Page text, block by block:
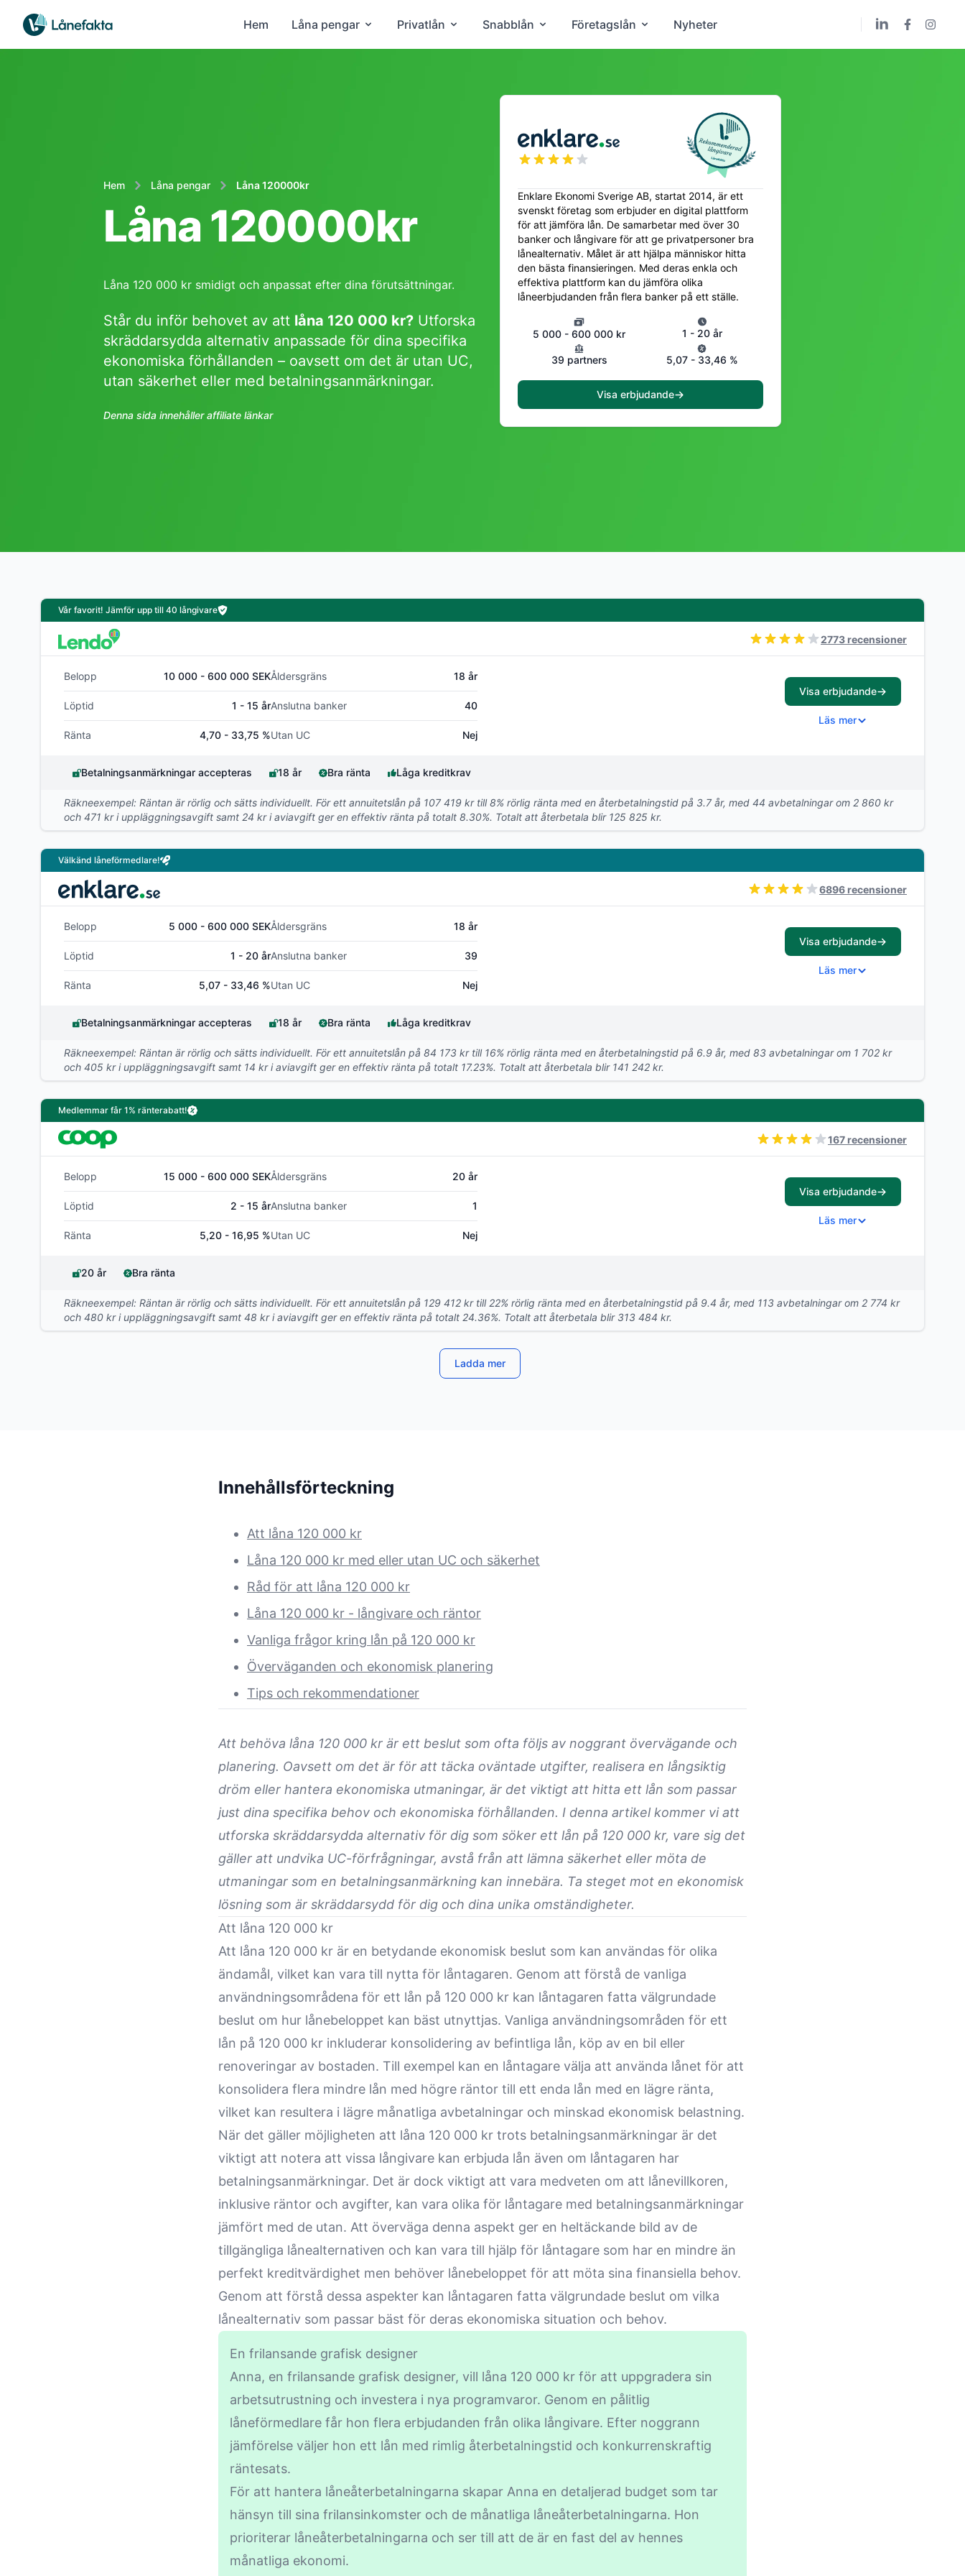
Hem Låna pengar Privatlån Snabblån Företagslån Nyheter
Hem Låna pengar Låna 120000kr
Låna 120000kr
Låna 120 000 kr smidigt och anpassat efter dina förutsättningar.
Står du inför behovet av att låna 120 000 kr? Utforska
skräddarsydda alternativ anpassade för dina specifika
ekonomiska förhållanden – oavsett om det är utan UC,
utan säkerhet eller med betalningsanmärkningar.
Denna sida innehåller affiliate länkar
Enklare Ekonomi Sverige AB, startat 2014, är ett
svenskt företag som erbjuder en digital plattform
för att jämföra lån. De samarbetar med över 30
banker och långivare för att ge privatpersoner bra
lånealternativ. Målet är att hjälpa människor hitta
den bästa finansieringen. Med deras enkla och
effektiva plattform kan du jämföra olika
låneerbjudanden från flera banker på ett ställe.
5 000 - 600 000 kr 1 - 20 år
39 partners 5,07 - 33,46 %
Visa erbjudande
Vår favorit! Jämför upp till 40 långivare
2773 recensioner
Belopp 10 000 - 600 000 SEK
Löptid 1 - 15 år
Ränta 4,70 - 33,75 %
Åldersgräns 18 år
Anslutna banker 40
Utan UC Nej
Visa erbjudande
Läs mer
Betalningsanmärkningar accepteras 18 år Bra ränta Låga kreditkrav
Räkneexempel: Räntan är rörlig och sätts individuellt. För ett annuitetslån på 107 419 kr till 8% rörlig ränta med en återbetalningstid på 3.7 år, med 44 avbetalningar om 2 860 kr
och 471 kr i uppläggningsavgift samt 24 kr i aviavgift ger en effektiv ränta på totalt 8.30%. Totalt att återbetala blir 125 825 kr.
Välkänd låneförmedlare!
6896 recensioner
Belopp 5 000 - 600 000 SEK
Löptid 1 - 20 år
Ränta 5,07 - 33,46 %
Åldersgräns 18 år
Anslutna banker 39
Utan UC Nej
Visa erbjudande
Läs mer
Betalningsanmärkningar accepteras 18 år Bra ränta Låga kreditkrav
Räkneexempel: Räntan är rörlig och sätts individuellt. För ett annuitetslån på 84 173 kr till 16% rörlig ränta med en återbetalningstid på 6.9 år, med 83 avbetalningar om 1 702 kr
och 405 kr i uppläggningsavgift samt 14 kr i aviavgift ger en effektiv ränta på totalt 17.23%. Totalt att återbetala blir 141 242 kr.
Medlemmar får 1% ränterabatt!
167 recensioner
Belopp 15 000 - 600 000 SEK
Löptid 2 - 15 år
Ränta 5,20 - 16,95 %
Åldersgräns 20 år
Anslutna banker 1
Utan UC Nej
Visa erbjudande
Läs mer
20 år Bra ränta
Räkneexempel: Räntan är rörlig och sätts individuellt. För ett annuitetslån på 129 412 kr till 22% rörlig ränta med en återbetalningstid på 9.4 år, med 113 avbetalningar om 2 774 kr
och 480 kr i uppläggningsavgift samt 48 kr i aviavgift ger en effektiv ränta på totalt 24.36%. Totalt att återbetala blir 313 484 kr.
Ladda mer
Innehållsförteckning
Att låna 120 000 kr
Låna 120 000 kr med eller utan UC och säkerhet
Råd för att låna 120 000 kr
Låna 120 000 kr - långivare och räntor
Vanliga frågor kring lån på 120 000 kr
Överväganden och ekonomisk planering
Tips och rekommendationer
Att behöva låna 120 000 kr är ett beslut som ofta följs av noggrant övervägande och
planering. Oavsett om det är för att täcka oväntade utgifter, realisera en långsiktig
dröm eller hantera ekonomiska utmaningar, är det viktigt att hitta ett lån som passar
just dina specifika behov och ekonomiska förhållanden. I denna artikel kommer vi att
utforska skräddarsydda alternativ för dig som söker ett lån på 120 000 kr, vare sig det
gäller att undvika UC-förfrågningar, avstå från att lämna säkerhet eller möta de
utmaningar som en betalningsanmärkning kan innebära. Ta steget mot en ekonomisk
lösning som är skräddarsydd för dig och dina unika omständigheter.
Att låna 120 000 kr
Att låna 120 000 kr är en betydande ekonomisk beslut som kan användas för olika
ändamål, vilket kan vara till nytta för låntagaren. Genom att förstå de vanliga
användningsområdena för ett lån på 120 000 kr kan låntagaren fatta välgrundade
beslut om hur lånebeloppet kan bäst utnyttjas. Vanliga användningsområden för ett
lån på 120 000 kr inkluderar konsolidering av befintliga lån, köp av en bil eller
renoveringar av bostaden. Till exempel kan en låntagare välja att använda lånet för att
konsolidera flera mindre lån med högre räntor till ett enda lån med en lägre ränta,
vilket kan resultera i lägre månatliga avbetalningar och minskad ekonomisk belastning.
När det gäller möjligheten att låna 120 000 kr trots betalningsanmärkningar är det
viktigt att notera att vissa långivare kan erbjuda lån även om låntagaren har
betalningsanmärkningar. Det är dock viktigt att vara medveten om att lånevillkoren,
inklusive räntor och avgifter, kan vara olika för låntagare med betalningsanmärkningar
jämfört med de utan. Att överväga denna aspekt ger en heltäckande bild av de
tillgängliga lånealternativen och kan vara till hjälp för låntagare som har en mindre än
perfekt kreditvärdighet men behöver lånebeloppet för att möta sina finansiella behov.
Genom att förstå dessa aspekter kan låntagaren fatta välgrundade beslut om vilka
lånealternativ som passar bäst för deras ekonomiska situation och behov.
En frilansande grafisk designer
Anna, en frilansande grafisk designer, vill låna 120 000 kr för att uppgradera sin
arbetsutrustning och investera i nya programvaror. Genom en pålitlig
låneförmedlare får hon flera erbjudanden från olika långivare. Efter noggrann
jämförelse väljer hon ett lån med rimlig återbetalningstid och konkurrenskraftig
räntesats.
För att hantera låneåterbetalningarna skapar Anna en detaljerad budget som tar
hänsyn till sina frilansinkomster och de månatliga låneåterbetalningarna. Hon
prioriterar låneåterbetalningarna och ser till att de är en fast del av hennes
månatliga ekonomi.